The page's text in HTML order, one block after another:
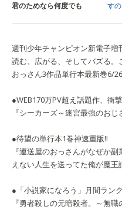
君のためなら何度でも す
週刊少年チャンピオン新電子増
読む、広がる、そしてバズる。
おっさん3作品単行本最新巻6/
●WEB170万PV超え話題作、衝
『シーカーズ～迷宮最強のおじ
●待望の単行本1巻神速重版!!
『運送屋のおっさんがなぜか
えない人生を送ってた俺が魔王
●「小説家になろう」月間ラン
『勇者殺しの元暗殺者。～無